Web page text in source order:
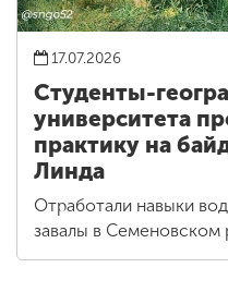
17.07.2026
Студенты-
университета
практику на
Линда
Отработали навыки
завалы в Семеновском